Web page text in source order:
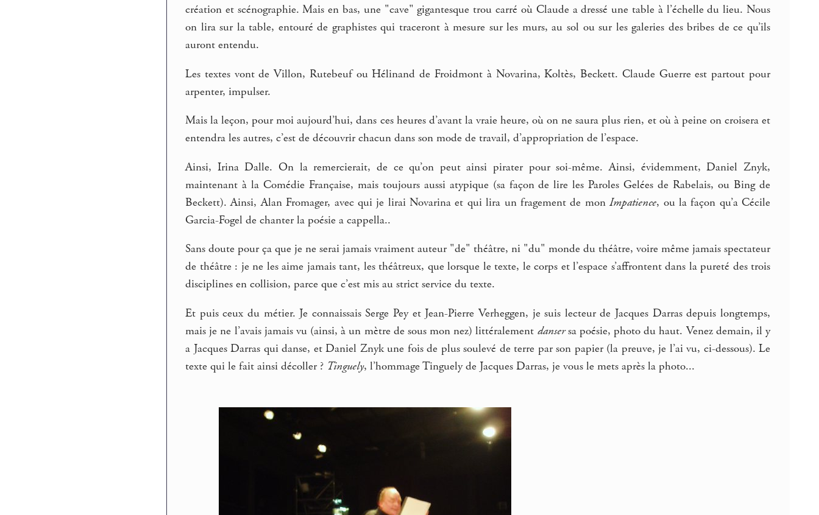
création et scénographie. Mais en bas, une "cave" gigantesque trou carré où Claude a dressé une table à l’échelle du lieu. Nous
on lira sur la table, entouré de graphistes qui traceront à mesure sur les murs, au sol ou sur les galeries des bribes de ce qu’ils
auront entendu.
Les textes vont de Villon, Rutebeuf ou Hélinand de Froidmont à Novarina, Koltès, Beckett. Claude Guerre est partout pour
arpenter, impulser.
Mais la leçon, pour moi aujourd’hui, dans ces heures d’avant la vraie heure, où on ne saura plus rien, et où à peine on croisera et
entendra les autres, c’est de découvrir chacun dans son mode de travail, d’appropriation de l’espace.
Ainsi, Irina Dalle. On la remercierait, de ce qu’on peut ainsi pirater pour soi-même. Ainsi, évidemment, Daniel Znyk,
maintenant à la Comédie Française, mais toujours aussi atypique (sa façon de lire les Paroles Gelées de Rabelais, ou Bing de
Beckett). Ainsi, Alan Fromager, avec qui je lirai Novarina et qui lira un fragement de monImpatience, ou la façon qu’a Cécile
Garcia-Fogel de chanter la poésie a cappella..
Sans doute pour ça que je ne serai jamais vraiment auteur "de" théâtre, ni "du" monde du théâtre, voire même jamais spectateur
de théâtre : je ne les aime jamais tant, les théâtreux, que lorsque le texte, le corps et l’espace s’affrontent dans la pureté des trois
disciplines en collision, parce que c’est mis au strict service du texte.
Et puis ceux du métier. Je connaissais Serge Pey et Jean-Pierre Verheggen, je suis lecteur de Jacques Darras depuis longtemps,
mais je ne l’avais jamais vu (ainsi, à un mètre de sous mon nez) littéralement dansersa poésie, photo du haut. Venez demain, il y
a Jacques Darras qui danse, et Daniel Znyk une fois de plus soulevé de terre par son papier (la preuve, je l’ai vu, ci-dessous). Le
texte qui le fait ainsi décoller ? Tinguely, l’hommage Tinguely de Jacques Darras, je vous le mets après la photo...